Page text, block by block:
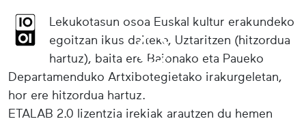
Lekukotasun osoa Euskal kultur erakundeko
egoitzan ikus daiteke, Uztaritzen (hitzordua
hartuz), baita ere Baionako eta Paueko
Departamenduko Artxibotegietako irakurgeletan,
hor ere hitzordua hartuz.
ETALAB 2.0 lizentzia irekiak arautzen du hemen